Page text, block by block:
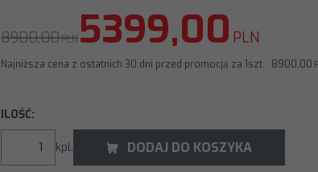
8900,00PLN5399,00 PLN
Najniższa cena z ostatnich 30 dni przed promocją za 1szt.: 8900,00
ILOŚĆ:
kpl. DODAJ DO KOSZYKA